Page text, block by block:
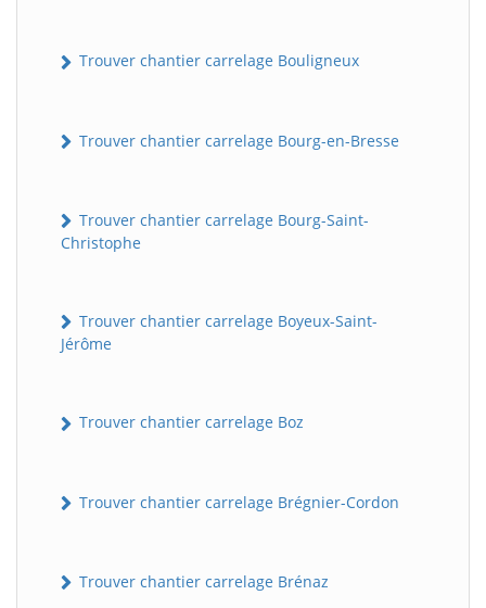
Trouver chantier carrelage Bouligneux
Trouver chantier carrelage Bourg-en-Bresse
Trouver chantier carrelage Bourg-Saint-
Christophe
Trouver chantier carrelage Boyeux-Saint-
Jérôme
Trouver chantier carrelage Boz
Trouver chantier carrelage Brégnier-Cordon
Trouver chantier carrelage Brénaz